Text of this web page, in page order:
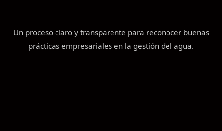
Un proceso claro y transparente para reconocer buenas
prácticas empresariales en la gestión del agua.